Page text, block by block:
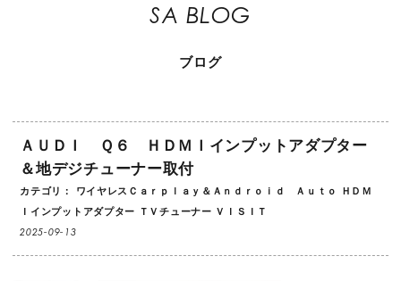
SA BLOG
ブログ
ＡＵＤＩ Ｑ６ ＨＤＭＩインプットアダプター
＆地デジチューナー取付
カテゴリ： ワイヤレスＣａｒｐｌａｙ＆Ａｎｄｒｏｉｄ Ａｕｔｏ
ＨＤＭ
Ｉインプットアダプター ＴＶチューナー ＶＩＳＩＴ
2025-09-13